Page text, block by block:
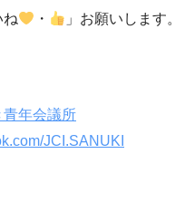
ね ・ 」お願いします。
年会議所
JCI.SANUKI